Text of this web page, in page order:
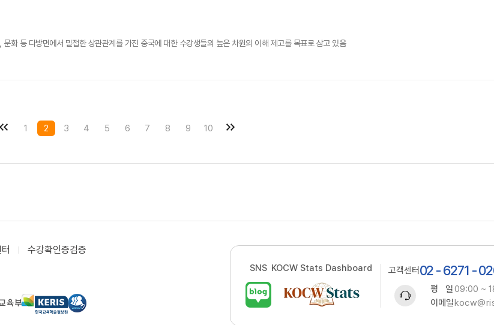
화 등 다방면에서 밀접한 상관관계를 가진 중국에 대한 수강생들의 높은 차원의 이해 제고를 목표로 삼고 있음
1 2 3 4 5 6 7 8 9 10
수강확인증검증
SNS KOCW Stats Dashboard 고객센터 02 - 6271 -
평 일09:00 ~
이메일